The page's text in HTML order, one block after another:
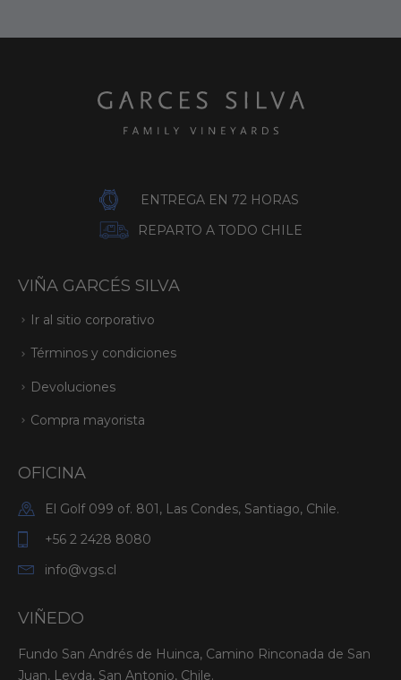
ENTREGA EN 72 HORAS
REPARTO A TODO CHILE
VIÑA GARCÉS SILVA
Ir al sitio corporativo
Términos y condiciones
Devoluciones
Compra mayorista
OFICINA
El Golf 099 of. 801, Las Condes, Santiago, Chile.
+56 2 2428 8080
info@vgs.cl
VIÑEDO
Fundo San Andrés de Huinca, Camino Rinconada de San
Juan, Leyda, San Antonio, Chile.